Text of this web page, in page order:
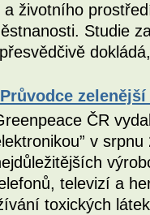
životního
Studie
ČR
v
televizí a
toxických